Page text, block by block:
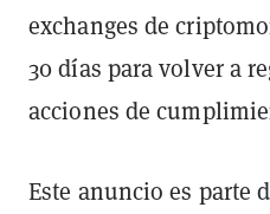
exchanges de
30 días para volver a
acciones de
Este anuncio es parte